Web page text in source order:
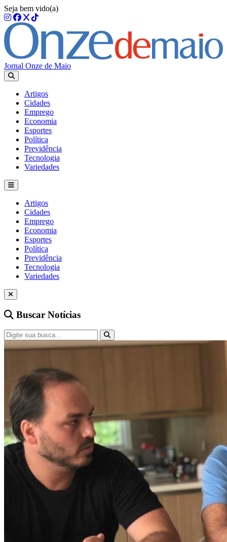
Seja bem vido(a)
Jornal Onze de Maio
Artigos
Cidades
Emprego
Economia
Esportes
Política
Previdência
Tecnologia
Variedades
Artigos
Cidades
Emprego
Economia
Esportes
Política
Previdência
Tecnologia
Variedades
Buscar Notícias